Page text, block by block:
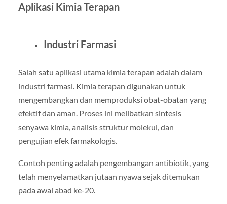
Aplikasi Kimia Terapan
Industri Farmasi
Salah satu aplikasi utama kimia terapan adalah dalam
industri farmasi. Kimia terapan digunakan untuk
mengembangkan dan memproduksi obat-obatan yang
efektif dan aman. Proses ini melibatkan sintesis
senyawa kimia, analisis struktur molekul, dan
pengujian efek farmakologis.
Contoh penting adalah pengembangan antibiotik, yang
telah menyelamatkan jutaan nyawa sejak ditemukan
pada awal abad ke-20.